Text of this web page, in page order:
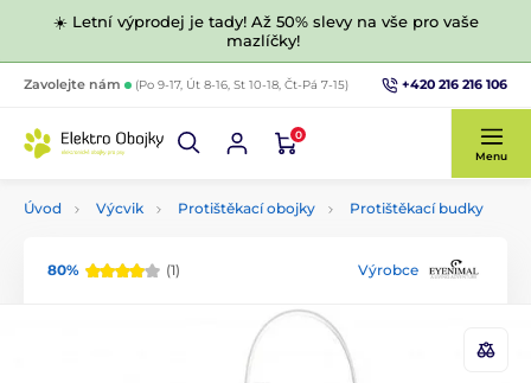
☀️ Letní výprodej je tady! Až 50% slevy na vše pro vaše
mazlíčky!
Zavolejte nám (Po 9-17, Út 8-16, St 10-18, Čt-Pá 7-15) +420 216 216 106
0
Menu
Úvod Výcvik Protištěkací obojky Protištěkací budky
80% (1) Výrobce